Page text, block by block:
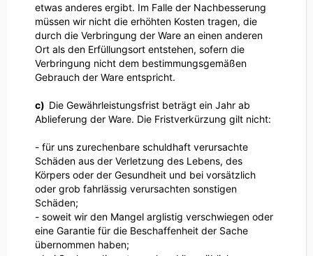
etwas anderes ergibt. Im Falle der Nachbesserung
müssen wir nicht die erhöhten Kosten tragen, die
durch die Verbringung der Ware an einen anderen
Ort als den Erfüllungsort entstehen, sofern die
Verbringung nicht dem bestimmungsgemäßen
Gebrauch der Ware entspricht.
c) Die Gewährleistungsfrist beträgt ein Jahr ab
Ablieferung der Ware. Die Fristverkürzung gilt nicht:
- für uns zurechenbare schuldhaft verursachte
Schäden aus der Verletzung des Lebens, des
Körpers oder der Gesundheit und bei vorsätzlich
oder grob fahrlässig verursachten sonstigen
Schäden;
- soweit wir den Mangel arglistig verschwiegen oder
eine Garantie für die Beschaffenheit der Sache
übernommen haben;